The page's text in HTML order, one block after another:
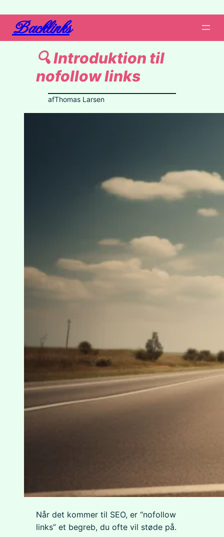
Backlinks
🔍 Introduktion til
nofollow links
afThomas Larsen
Når det kommer til SEO, er “nofollow
links” et begreb, du ofte vil støde på.